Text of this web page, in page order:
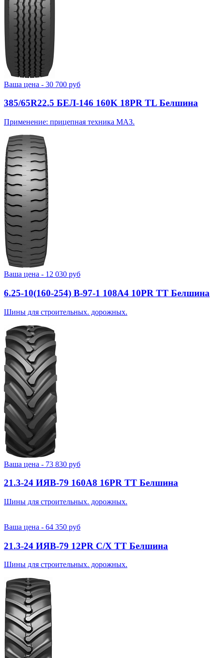
Ваша цена - 30 700 руб
385/65R22.5 БЕЛ-146 160K 18PR TL Белшина
Применение: прицепная техника МАЗ.
Ваша цена - 12 030 руб
6.25-10(160-254) В-97-1 108A4 10PR TT Белшина
Шины для строительных. дорожных.
Ваша цена - 73 830 руб
21.3-24 ИЯВ-79 160A8 16PR TT Белшина
Шины для строительных. дорожных.
Ваша цена - 64 350 руб
21.3-24 ИЯВ-79 12PR С/Х TT Белшина
Шины для строительных. дорожных.